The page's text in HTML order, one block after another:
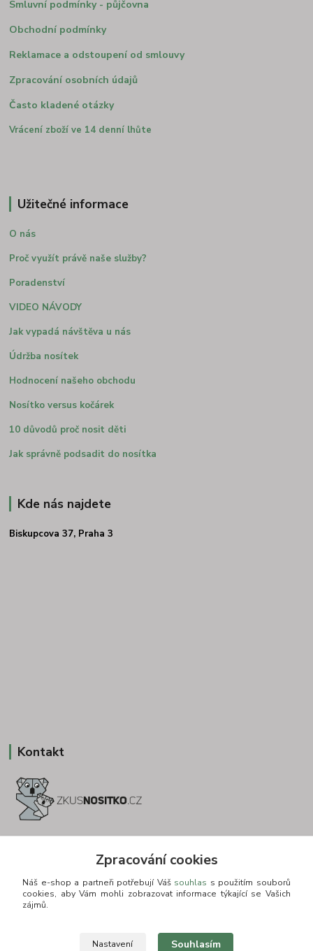
Smluvní podmínky - půjčovna
Obchodní podmínky
Reklamace a odstoupení od smlouvy
Zpracování osobních údajů
Často kladené otázky
Vrácení zboží ve 14 denní lhůte
Užitečné informace
O nás
Proč využít právě naše služby?
Poradenství
VIDEO NÁVODY
Jak vypadá návštěva u nás
Údržba nosítek
Hodnocení našeho obchodu
Nosítko versus kočárek
10 důvodů proč nosit děti
Jak správně podsadit do nosítka
Kde nás najdete
Biskupcova 37, Praha 3
Kontakt
+420 775693830
Otevírací doba: PO-PÁ: 9:00-16:00 NUTNÁ REZERVACE
info@zkusnositko.cz
Zpracování cookies
Náš e-shop a partneři potřebují Váš souhlas s použitím souborů
cookies, aby Vám mohli zobrazovat informace týkající se Vašich
zájmů.
Nastavení Souhlasím